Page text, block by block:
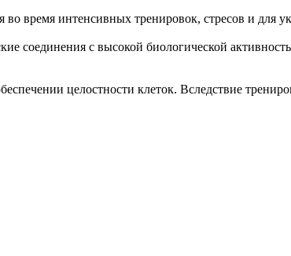
во время интенсивных тренировок, стресов и для
соединения с высокой биологической
целостности клеток. Вследствие